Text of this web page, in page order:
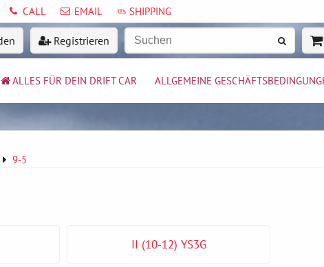
CALL EMAIL SHIPPING
Registrieren
ALLES FÜR DEIN DRIFT CAR ALLGEMEINE
9-5
II (10-12) YS3G